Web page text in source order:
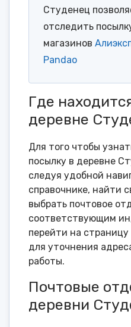
Студенец
отследить
магазинов
Pandao
Где
деревне
Для того чтобы
посылку в деревне
следуя удобной
справочнике, найти
выбрать почтовое
соответствующим
перейти на
для уточнения
работы.
Почтовые
деревни